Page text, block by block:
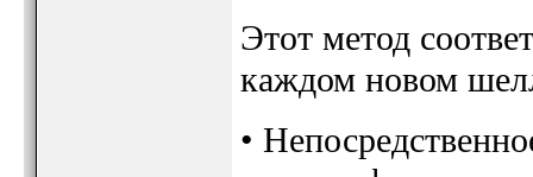
Этот метод
каждом новом
•